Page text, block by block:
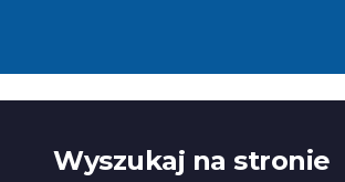
Wyszukaj na stronie